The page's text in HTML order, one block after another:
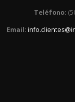
Teléfono:
Email: